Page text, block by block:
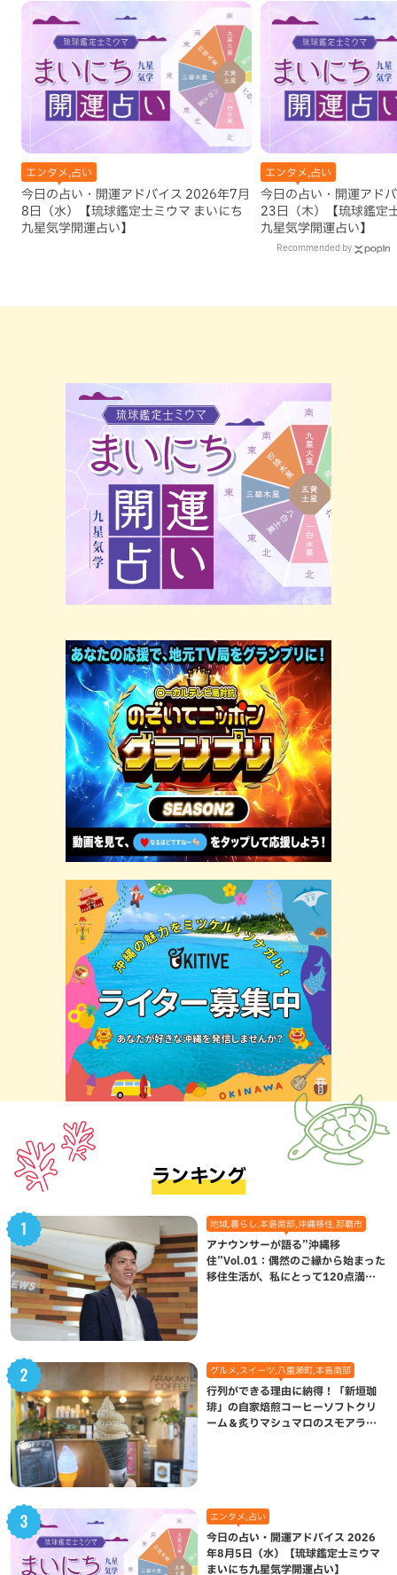
エンタメ,占い
今日の占い・開運アドバイス 2026年7月
8日（水）【琉球鑑定士ミウマ まいにち
九星気学開運占い】
エンタメ,占い
今日の占い・開運アド
23日（木）【琉球鑑定
九星気学開運占い】
Recommended by
ランキング
地域,暮らし,本島南部,沖縄移住,那覇市
アナウンサーが語る”沖縄移
住”Vol.01：偶然のご縁から始まった
移住生活が、私にとって120点満点
グルメ,スイーツ,八重瀬町,本島南部
行列ができる理由に納得！「新垣珈
琲」の自家焙煎コーヒーソフトクリ
ーム＆炙りマシュマロのスモアラテ
エンタメ,占い
今日の占い・開運アドバイス 2026
年8月5日（水）【琉球鑑定士ミウマ
まいにち九星気学開運占い】